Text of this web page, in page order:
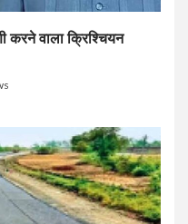
करने वाला क्रिश्चियन